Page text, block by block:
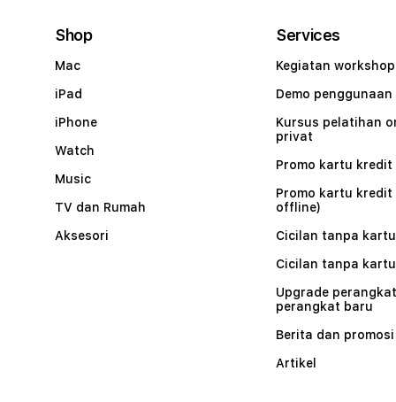
Shop
Mac
iPad
iPhone
Watch
Music
TV dan Rumah
Aksesori
Services
Kegiatan workshop
Demo penggunaan
Kursus pelatihan
privat
Promo kartu kredit
Promo kartu kredit
offline)
Cicilan tanpa
Cicilan tanpa
Upgrade
perangkat baru
Berita dan promosi
Artikel